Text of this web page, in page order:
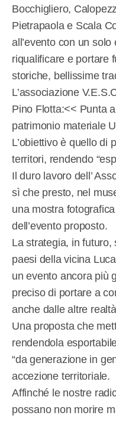
Bocchigliero,
Pietrapaola e Scala
all’evento con un
riqualificare e portare
storiche, bellissime
L’associazione
Pino Flotta:<< Punta
patrimonio materiale
L’obiettivo è quello di
territori, rendendo
Il duro lavoro dell’
sì che presto, nel
una mostra
dell’evento proposto.
La strategia, in
paesi della vicina
un evento ancora più
preciso di portare a
anche dalle altre
Una proposta che
rendendola
“da generazione in
accezione territoriale.
Affinché le nostre
possano non morire